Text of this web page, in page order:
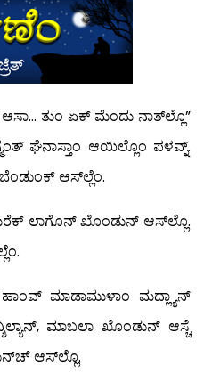
ತುಂ ಏಕ್ ಮೆಂದು ನಾತ್‍ಲ್ಲೊ”
ಘೆನಾಸ್ತಾಂ ಆಯಿಲ್ಲೊಂ ಪಳವ್ನ್.
ಆಸ್‍ಲ್ಲೆಂ.
ಲಾಗೊನ್ ಖೊಂಡುನ್ ಆಸ್‍ಲ್ಲೊ.
ಮಾಡಾಮುಳಾಂ ಮದ್ಲ್ಯಾನ್
ಮಾಬಲಾ ಖೊಂಡುನ್ ಆಸ್ಚೆ
ಆಸ್‍ಲ್ಲೊ.